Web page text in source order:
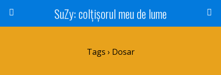
SuZy: colţişorul meu de lume
Tags › Dosar